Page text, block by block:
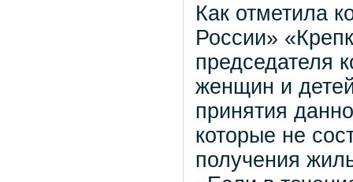
Как отметила
России»
председателя
женщин и
принятия
которые не
получения